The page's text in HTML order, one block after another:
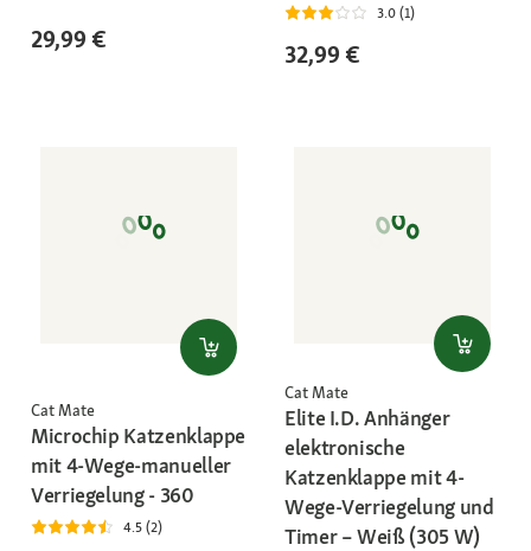
29,99 €
3.0 (1)
32,99 €
Cat Mate
Microchip Katzenklappe
mit 4-Wege-manueller
Verriegelung - 360
4.5 (2)
Cat Mate
Elite I.D. Anhänger
elektronische
Katzenklappe mit 4-
Wege-Verriegelung und
Timer – Weiß (305 W)